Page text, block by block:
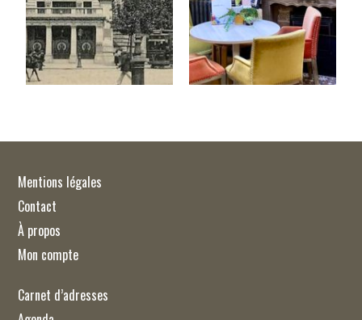
Mentions légales
Contact
À propos
Mon compte
Carnet d’adresses